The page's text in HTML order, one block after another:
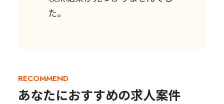
た。
RECOMMEND
あなたにおすすめの求人案件